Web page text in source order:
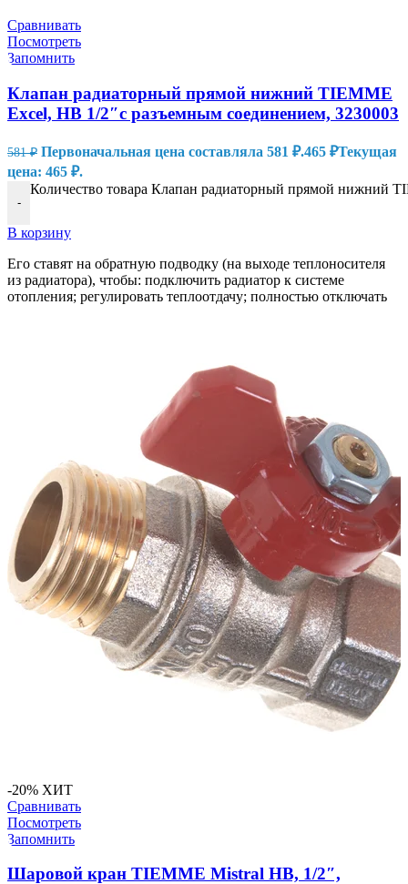
Сравнивать
Посмотреть
Запомнить
Клапан радиаторный прямой нижний TIEMME
Excel, НВ 1/2″с разъемным соединением, 3230003
581₽ Первоначальная цена составляла 581 ₽.465 ₽Текущая
цена: 465 ₽.
-
Количество товара Клапан радиаторный прямой нижний
В корзину
Его ставят на обратную подводку (на выходе теплоносителя
из радиатора), чтобы: подключить радиатор к системе
отопления; регулировать теплоотдачу; полностью отключать
-20% ХИТ
Сравнивать
Посмотреть
Запомнить
Шаровой кран TIEMME Mistral НВ, 1/2″,